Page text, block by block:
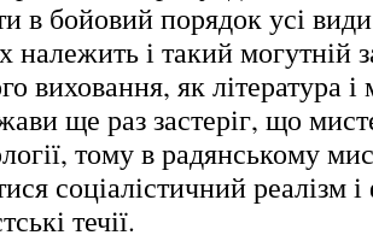
в бойовий порядок усі види
належить і такий могутній
виховання, як література і
ще раз застеріг, що
тому в радянському
соціалістичний реалізм
течії.